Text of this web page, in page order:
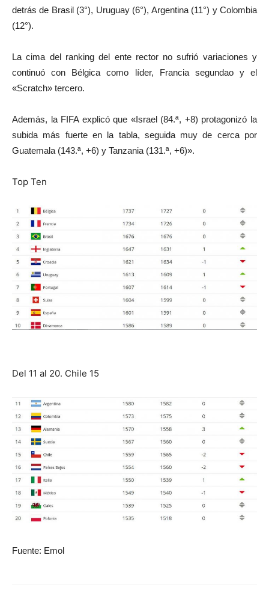
detrás de Brasil (3°), Uruguay (6°), Argentina (11°) y Colombia
(12°).
La cima del ranking del ente rector no sufrió variaciones y
continuó con Bélgica como líder, Francia segundao y el
«Scratch» tercero.
Además, la FIFA explicó que «Israel (84.ª, +8) protagonizó la
subida más fuerte en la tabla, seguida muy de cerca por
Guatemala (143.ª, +6) y Tanzania (131.ª, +6)».
Top Ten
Del 11 al 20. Chile 15
Fuente: Emol